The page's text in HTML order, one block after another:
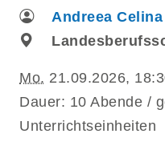
Andreea
Mo. 21.09.2026,
Dauer: 10 Abende /
Unterrichtseinheiten